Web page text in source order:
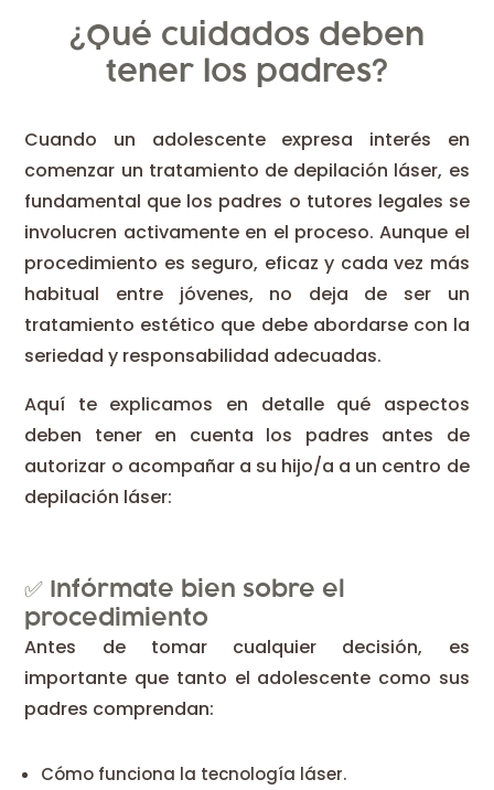
¿Qué cuidados deben
tener los padres?
Cuando un adolescente expresa interés en
comenzar un tratamiento de depilación láser, es
fundamental que los padres o tutores legales se
involucren activamente en el proceso. Aunque el
procedimiento es seguro, eficaz y cada vez más
habitual entre jóvenes, no deja de ser un
tratamiento estético que debe abordarse con la
seriedad y responsabilidad adecuadas.
Aquí te explicamos en detalle qué aspectos
deben tener en cuenta los padres antes de
autorizar o acompañar a su hijo/a a un centro de
depilación láser:
✅ Infórmate bien sobre el
procedimiento
Antes de tomar cualquier decisión, es
importante que tanto el adolescente como sus
padres comprendan:
Cómo funciona la tecnología láser.